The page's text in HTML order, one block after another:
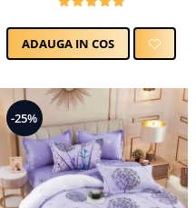
ADAUGA IN COS
-25%